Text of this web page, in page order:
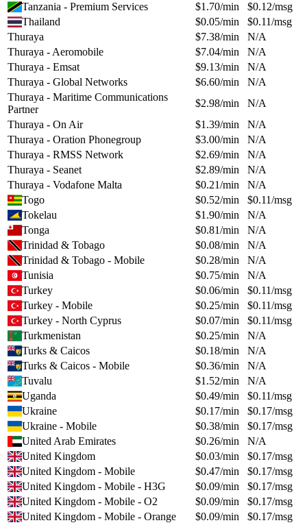
Tanzania - Premium Services
$1.70/min $0.12/msg
Thailand
$0.05/min $0.11/msg
Thuraya
$7.38/min
N/A
Thuraya - Aeromobile
$7.04/min
N/A
Thuraya - Emsat
$9.13/min
N/A
Thuraya - Global Networks
$6.60/min
N/A
Thuraya - Maritime Communications
Partner
$2.98/min
N/A
Thuraya - On Air
$1.39/min
N/A
Thuraya - Oration Phonegroup
$3.00/min
N/A
Thuraya - RMSS Network
$2.69/min
N/A
Thuraya - Seanet
$2.89/min
N/A
Thuraya - Vodafone Malta
$0.21/min
N/A
Togo
$0.52/min $0.11/msg
Tokelau
$1.90/min
N/A
Tonga
$0.81/min
N/A
Trinidad & Tobago
$0.08/min
N/A
Trinidad & Tobago - Mobile
$0.28/min
N/A
Tunisia
$0.75/min
N/A
Turkey
$0.06/min $0.11/msg
Turkey - Mobile
$0.25/min $0.11/msg
Turkey - North Cyprus
$0.07/min $0.11/msg
Turkmenistan
$0.25/min
N/A
Turks & Caicos
$0.18/min
N/A
Turks & Caicos - Mobile
$0.36/min
N/A
Tuvalu
$1.52/min
N/A
Uganda
$0.49/min $0.11/msg
Ukraine
$0.17/min $0.17/msg
Ukraine - Mobile
$0.38/min $0.17/msg
United Arab Emirates
$0.26/min
N/A
United Kingdom
$0.03/min $0.17/msg
United Kingdom - Mobile
$0.47/min $0.17/msg
United Kingdom - Mobile - H3G
$0.09/min $0.17/msg
United Kingdom - Mobile - O2
$0.09/min $0.17/msg
United Kingdom - Mobile - Orange
$0.09/min $0.17/msg